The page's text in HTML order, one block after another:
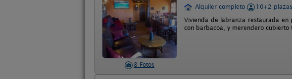
8 Fotos
Alquiler completo
10+2 plazas
Vivienda de labranza restaurada
con barbacoa, y merendero cubierto